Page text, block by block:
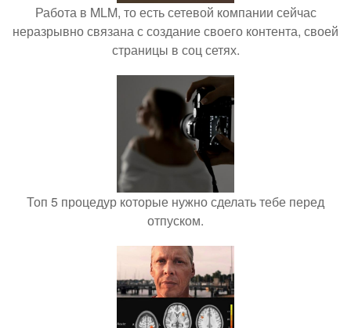
Работа в MLM, то есть сетевой компании сейчас
неразрывно связана с создание своего контента, своей
страницы в соц сетях.
Топ 5 процедур которые нужно сделать тебе перед
отпуском.